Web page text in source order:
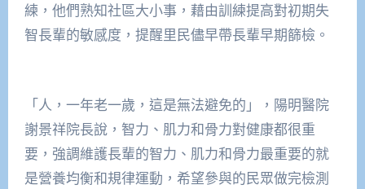
練，他們熟知社區大小事，藉由訓練提高對初期失
智長輩的敏感度，提醒里民儘早帶長輩早期篩檢。
「人，一年老一歲，這是無法避免的」，陽明醫院
謝景祥院長說，智力、肌力和骨力對健康都很重
要，強調維護長輩的智力、肌力和骨力最重要的就
是營養均衡和規律運動，希望參與的民眾做完檢測